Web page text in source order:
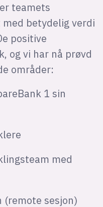
teamets
betydelig verdi
positive
og vi har nå prøvd
områder:
1 sin
med
(remote sesjon)